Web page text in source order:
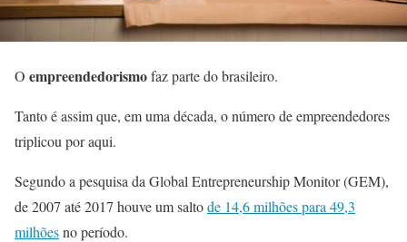
O empreendedorismofaz parte do brasileiro.
Tanto é assim que, em uma década, o número de empreendedores
triplicou por aqui.
Segundo a pesquisa da Global Entrepreneurship Monitor (GEM),
de 2007 até 2017 houve um saltode 14,6 milhões para 49,3
milhõesno período.